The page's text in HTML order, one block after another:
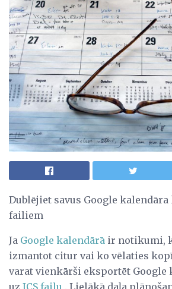
Dublējiet savus Google kalendāra
failiem
Ja Google kalendārā ir notikumi,
izmantot citur vai ko vēlaties
varat vienkārši eksportēt Google
uz ICS failu . Lielākā daļa